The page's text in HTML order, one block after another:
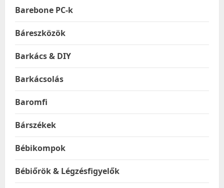
Barebone PC-k
Báreszközök
Barkács & DIY
Barkácsolás
Baromfi
Bárszékek
Bébikompok
Bébiőrök & Légzésfigyelők